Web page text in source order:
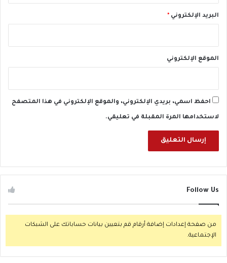
ص
ي
ن
ص
ف
ه
ع
ل
ل
ق
ي
ى
ى
البريد الإلكتروني *
الموقع الإلكتروني
احفظ اسمي، بريدي الإلكتروني، والموقع الإلكتروني في هذا المتصفح
لاستخدامها المرة المقبلة في تعليقي.
Follow Us
من صفحة إعدادات إضافة أرقام قم بتعيين بيانات حساباتك على الشبكات
الإجتماعية.